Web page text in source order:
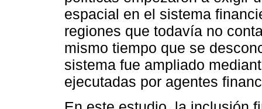
espacial en el sistema
regiones que todavía no
mismo tiempo que se
sistema fue ampliado
ejecutadas por agentes